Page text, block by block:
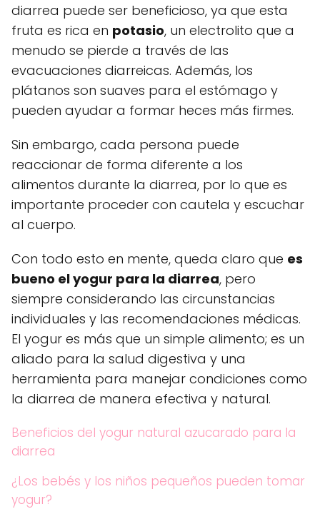
diarrea puede ser beneficioso, ya que esta
fruta es rica en potasio, un electrolito que a
menudo se pierde a través de las
evacuaciones diarreicas. Además, los
plátanos son suaves para el estómago y
pueden ayudar a formar heces más firmes.
Sin embargo, cada persona puede
reaccionar de forma diferente a los
alimentos durante la diarrea, por lo que es
importante proceder con cautela y escuchar
al cuerpo.
Con todo esto en mente, queda claro que es
bueno el yogur para la diarrea, pero
siempre considerando las circunstancias
individuales y las recomendaciones médicas.
El yogur es más que un simple alimento; es un
aliado para la salud digestiva y una
herramienta para manejar condiciones como
la diarrea de manera efectiva y natural.
Beneficios del yogur natural azucarado para la
diarrea
¿Los bebés y los niños pequeños pueden tomar
yogur?